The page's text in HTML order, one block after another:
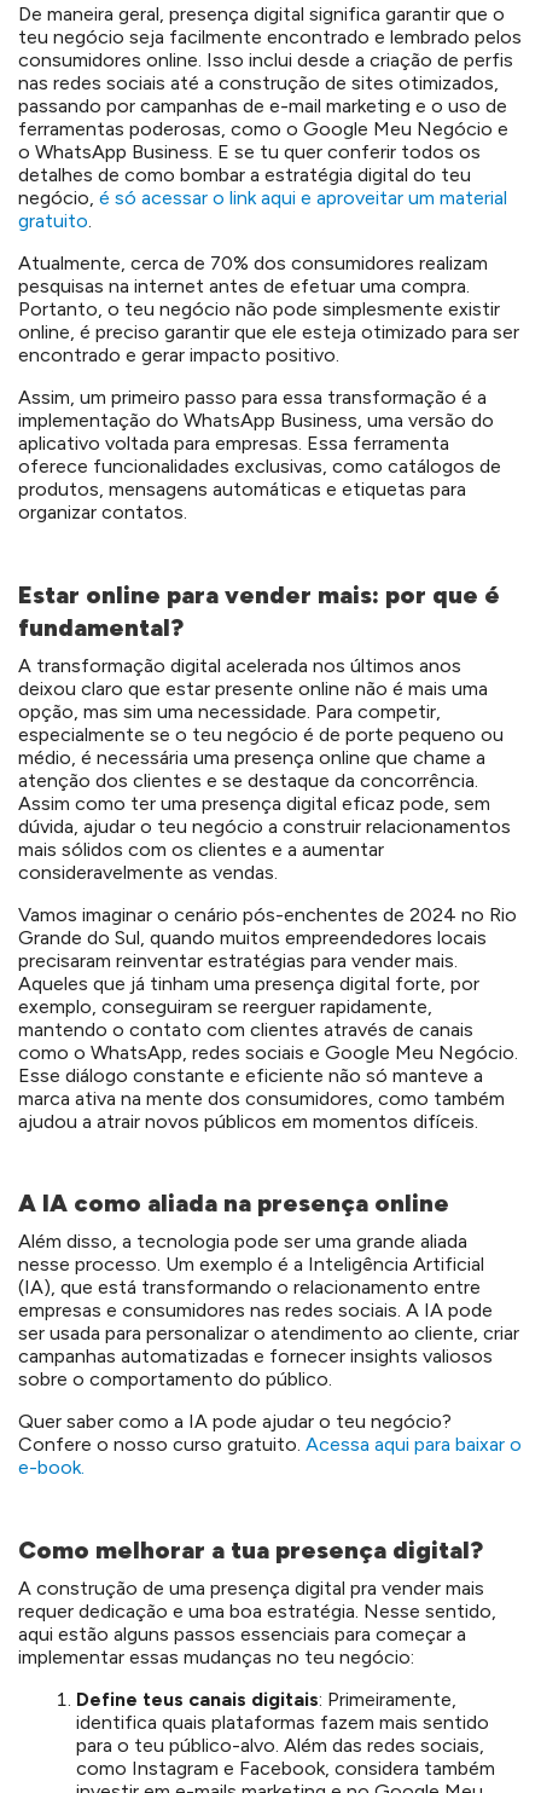
De maneira geral, presença digital significa garantir que o
teu negócio seja facilmente encontrado e lembrado pelos
consumidores online. Isso inclui desde a criação de perfis
nas redes sociais até a construção de sites otimizados,
passando por campanhas de e-mail marketing e o uso de
ferramentas poderosas, como o Google Meu Negócio e
o WhatsApp Business. E se tu quer conferir todos os
detalhes de como bombar a estratégia digital do teu
negócio, é só acessar o link aqui e aproveitar um material
gratuito.
Atualmente, cerca de 70% dos consumidores realizam
pesquisas na internet antes de efetuar uma compra.
Portanto, o teu negócio não pode simplesmente existir
online, é preciso garantir que ele esteja otimizado para ser
encontrado e gerar impacto positivo.
Assim, um primeiro passo para essa transformação é a
implementação do WhatsApp Business, uma versão do
aplicativo voltada para empresas. Essa ferramenta
oferece funcionalidades exclusivas, como catálogos de
produtos, mensagens automáticas e etiquetas para
organizar contatos.
Estar online para vender mais: por que é
fundamental?
A transformação digital acelerada nos últimos anos
deixou claro que estar presente online não é mais uma
opção, mas sim uma necessidade. Para competir,
especialmente se o teu negócio é de porte pequeno ou
médio, é necessária uma presença online que chame a
atenção dos clientes e se destaque da concorrência.
Assim como ter uma presença digital eficaz pode, sem
dúvida, ajudar o teu negócio a construir relacionamentos
mais sólidos com os clientes e a aumentar
consideravelmente as vendas.
Vamos imaginar o cenário pós-enchentes de 2024 no Rio
Grande do Sul, quando muitos empreendedores locais
precisaram reinventar estratégias para vender mais.
Aqueles que já tinham uma presença digital forte, por
exemplo, conseguiram se reerguer rapidamente,
mantendo o contato com clientes através de canais
como o WhatsApp, redes sociais e Google Meu Negócio.
Esse diálogo constante e eficiente não só manteve a
marca ativa na mente dos consumidores, como também
ajudou a atrair novos públicos em momentos difíceis.
A IA como aliada na presença online
Além disso, a tecnologia pode ser uma grande aliada
nesse processo. Um exemplo é a Inteligência Artificial
(IA), que está transformando o relacionamento entre
empresas e consumidores nas redes sociais. A IA pode
ser usada para personalizar o atendimento ao cliente, criar
campanhas automatizadas e fornecer insights valiosos
sobre o comportamento do público.
Quer saber como a IA pode ajudar o teu negócio?
Confere o nosso curso gratuito. Acessa aqui para baixar o
e-book.
Como melhorar a tua presença digital?
A construção de uma presença digital pra vender mais
requer dedicação e uma boa estratégia. Nesse sentido,
aqui estão alguns passos essenciais para começar a
implementar essas mudanças no teu negócio:
Define teus canais digitais: Primeiramente,
identifica quais plataformas fazem mais sentido
para o teu público-alvo. Além das redes sociais,
como Instagram e Facebook, considera também